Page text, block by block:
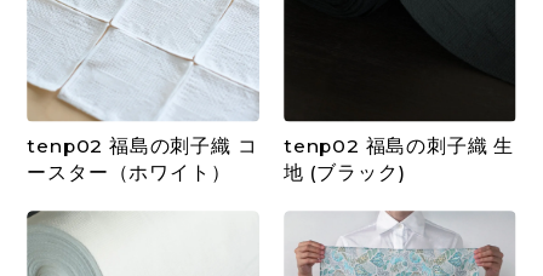
tenp02 福島の刺子織 コ
ースター（ホワイト）
tenp02 福島の刺子織 生
地 (ブラック)